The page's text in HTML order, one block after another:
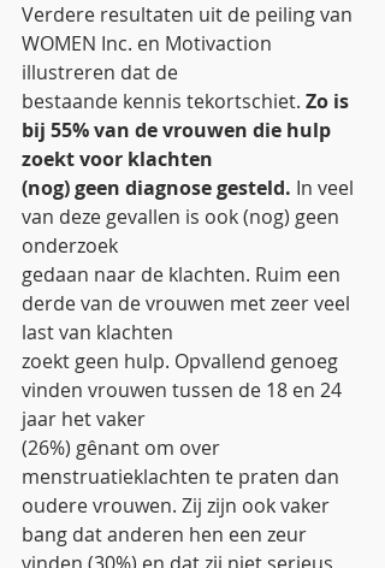
Verdere resultaten uit de peiling van
WOMEN Inc. en Motivaction
illustreren dat de
bestaande kennis tekortschiet. Zo is
bij 55% van de vrouwen die hulp
zoekt voor klachten
(nog) geen diagnose gesteld. In veel
van deze gevallen is ook (nog) geen
onderzoek
gedaan naar de klachten. Ruim een
derde van de vrouwen met zeer veel
last van klachten
zoekt geen hulp. Opvallend genoeg
vinden vrouwen tussen de 18 en 24
jaar het vaker
(26%) gênant om over
menstruatieklachten te praten dan
oudere vrouwen. Zij zijn ook vaker
bang dat anderen hen een zeur